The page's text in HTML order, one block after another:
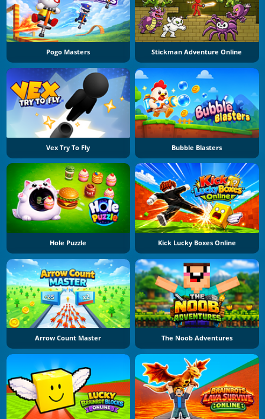
Pogo Masters Stickman Adventure Online
Vex Try To Fly Bubble Blasters
Hole Puzzle Kick Lucky Boxes Online
Arrow Count Master The Noob Adventures